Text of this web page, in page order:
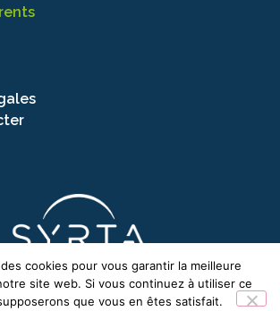
cookies pour vous garantir la meilleure
site web. Si vous continuez à utiliser ce
que vous en êtes satisfait.